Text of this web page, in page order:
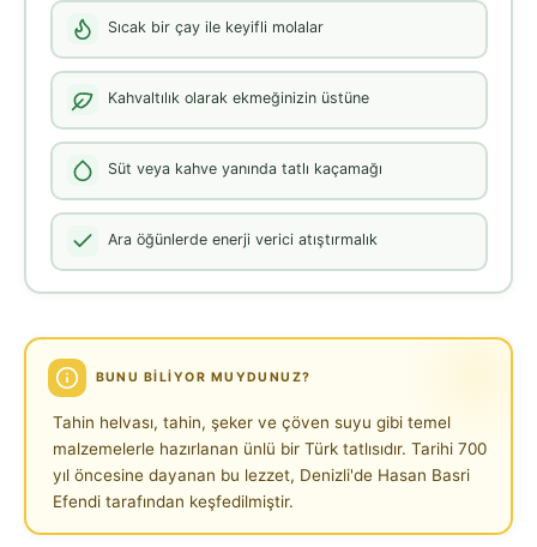
Sıcak bir çay ile keyifli molalar
Kahvaltılık olarak ekmeğinizin üstüne
Süt veya kahve yanında tatlı kaçamağı
Ara öğünlerde enerji verici atıştırmalık
BUNU BILIYOR MUYDUNUZ?
Tahin helvası, tahin, şeker ve çöven suyu gibi temel
malzemelerle hazırlanan ünlü bir Türk tatlısıdır. Tarihi 700
yıl öncesine dayanan bu lezzet, Denizli'de Hasan Basri
Efendi tarafından keşfedilmiştir.